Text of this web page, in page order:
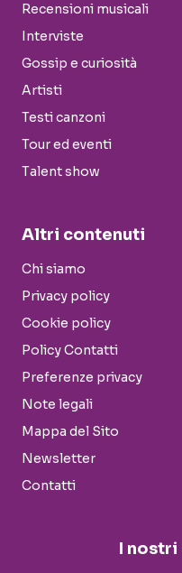
Recensioni musicali
Interviste
Gossip e curiosità
Artisti
Testi canzoni
Tour ed eventi
Talent show
Altri contenuti
Chi siamo
Privacy policy
Cookie policy
Policy Contatti
Preferenze privacy
Note legali
Mappa del Sito
Newsletter
Contatti
I nostri